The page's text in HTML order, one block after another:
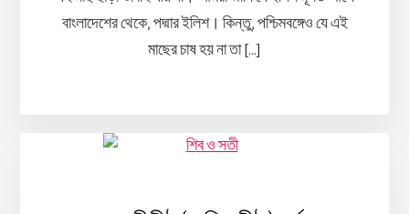
বাংলাদেশের থেকে, পদ্মার ইলিশ। কিন্তু, পশ্চিমবঙ্গেও যে এই
মাছের চাষ হয় না তা […]